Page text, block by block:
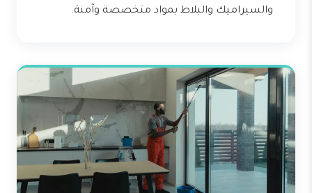
والسيراميك والبلاط بمواد متخصصة وآمنة.